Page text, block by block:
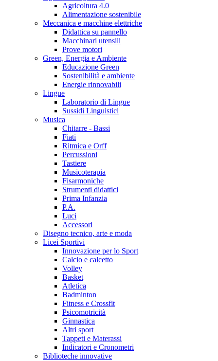
Agricoltura 4.0
Alimentazione sostenibile
Meccanica e macchine elettriche
Didattica su pannello
Macchinari utensili
Prove motori
Green, Energia e Ambiente
Educazione Green
Sostenibilità e ambiente
Energie rinnovabili
Lingue
Laboratorio di Lingue
Sussidi Linguistici
Musica
Chitarre - Bassi
Fiati
Ritmica e Orff
Percussioni
Tastiere
Musicoterapia
Fisarmoniche
Strumenti didattici
Prima Infanzia
P.A.
Luci
Accessori
Disegno tecnico, arte e moda
Licei Sportivi
Innovazione per lo Sport
Calcio e calcetto
Volley
Basket
Atletica
Badminton
Fitness e Crossfit
Psicomotricità
Ginnastica
Altri sport
Tappeti e Materassi
Indicatori e Cronometri
Biblioteche innovative